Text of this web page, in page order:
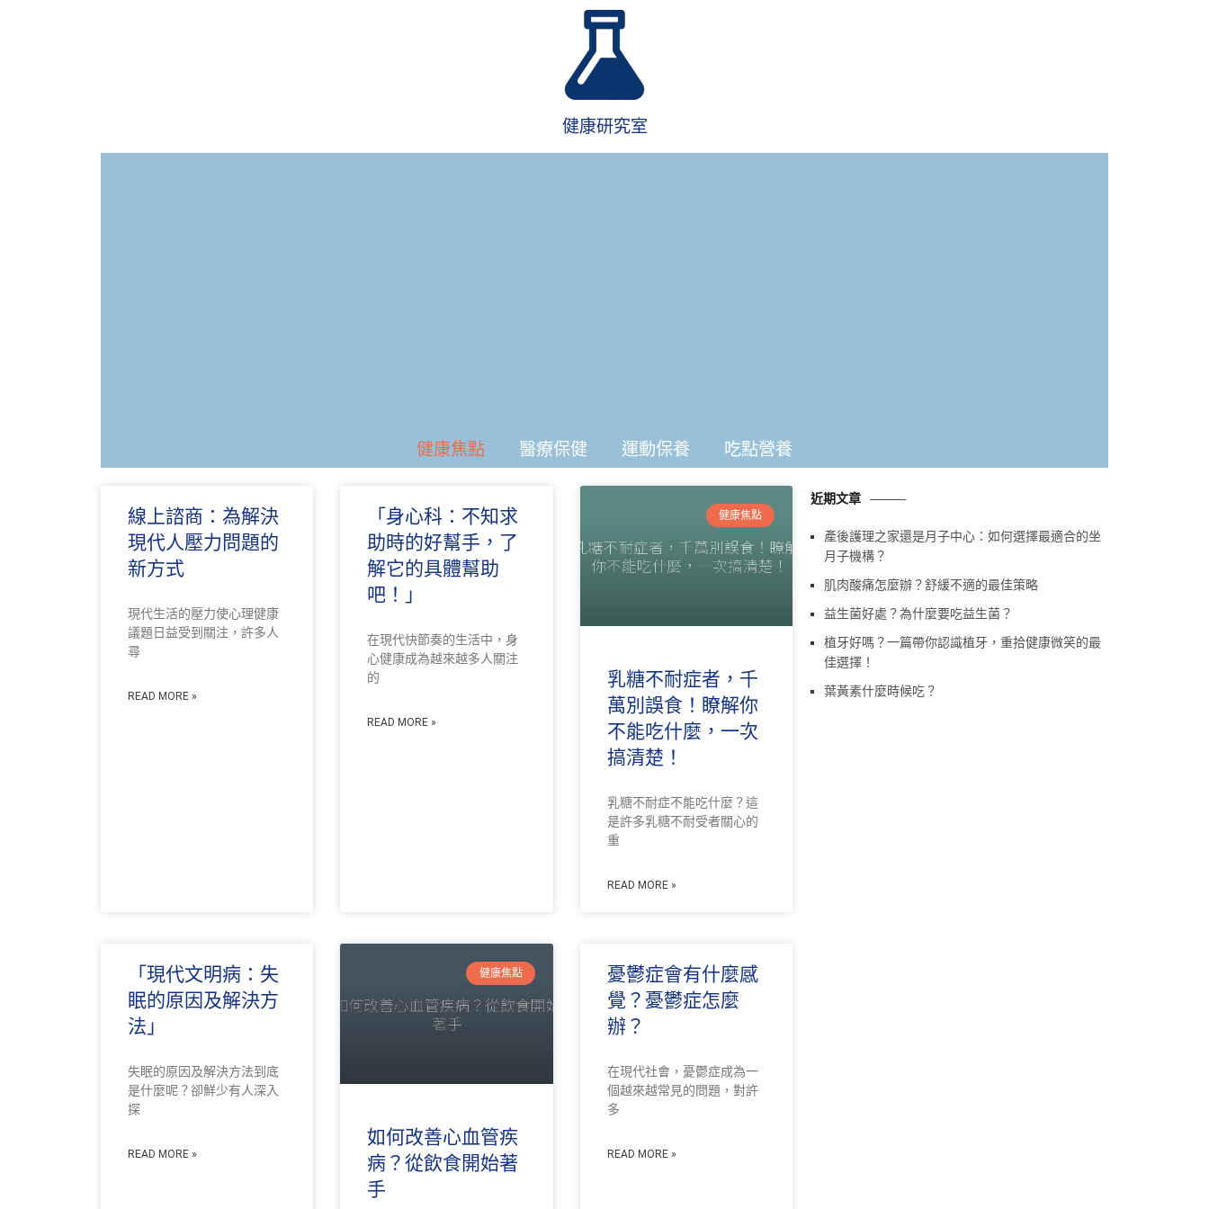
健康研究室
健康焦點 醫療保健 運動保養 吃點營養
線上諮商：為解決
現代人壓力問題的
新方式
現代生活的壓力使心理健康
議題日益受到關注，許多人
尋
READ MORE »
「身心科：不知求
助時的好幫手，了
解它的具體幫助
吧！」
在現代快節奏的生活中，身
心健康成為越來越多人關注
的
READ MORE »
健康焦點
乳糖不耐症者，千
萬別誤食！瞭解你
不能吃什麼，一次
搞清楚！
乳糖不耐症不能吃什麼？這
是許多乳糖不耐受者關心的
重
READ MORE »
「現代文明病：失
眠的原因及解決方
法」
失眠的原因及解決方法到底
是什麼呢？卻鮮少有人深入
探
READ MORE »
健康焦點
如何改善心血管疾
病？從飲食開始著
手
憂鬱症會有什麼感
覺？憂鬱症怎麼
辦？
在現代社會，憂鬱症成為一
個越來越常見的問題，對許
多
READ MORE »
近期文章
產後護理之家還是月子中心：如何選擇最適合的坐
月子機構？
肌肉酸痛怎麼辦？舒緩不適的最佳策略
益生菌好處？為什麼要吃益生菌？
植牙好嗎？一篇帶你認識植牙，重拾健康微笑的最
佳選擇！
葉黃素什麼時候吃？